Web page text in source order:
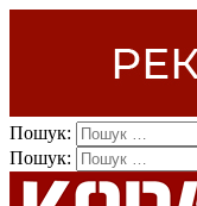
Пошук:
Пошук: